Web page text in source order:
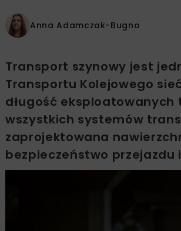
Anna Adamczak-Bugno
Transport szynowy jest
Transportu Kolejowego
długość
wszystkich systemów
zaprojektowana
bezpieczeństwo